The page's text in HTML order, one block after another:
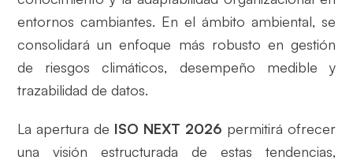
entornos cambiantes. En el ámbito ambiental, se
consolidará un enfoque más robusto en gestión
de riesgos climáticos, desempeño medible y
trazabilidad de datos.
La apertura de ISO NEXT 2026 permitirá ofrecer
una visión estructurada de estas tendencias,